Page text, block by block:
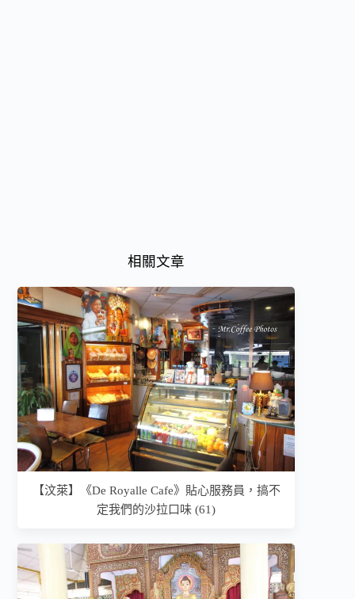
相關文章
【汶萊】《De Royalle Cafe》貼心服務員，搞不
定我們的沙拉口味 (61)